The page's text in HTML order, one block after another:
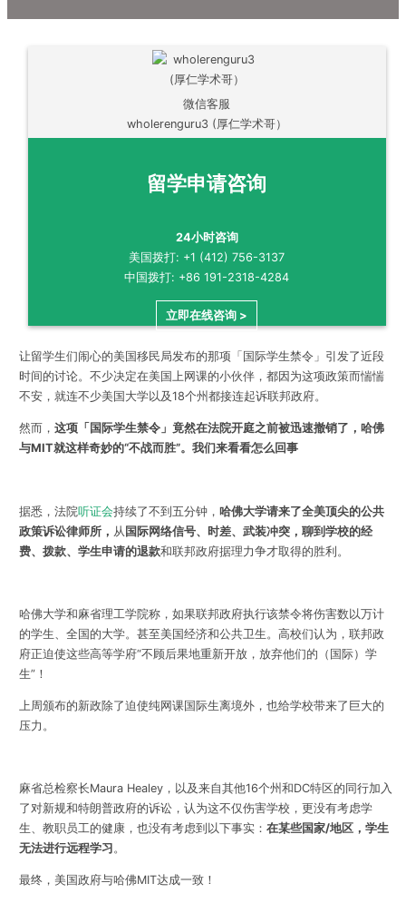
微信客服
wholerenguru3 (厚仁学术哥）
留学申请咨询
24小时咨询
美国拨打: +1 (412) 756-3137
中国拨打: +86 191-2318-4284
立即在线咨询 >
让留学生们闹心的美国移民局发布的那项「国际学生禁令」引发了近段
时间的讨论。不少决定在美国上网课的小伙伴，都因为这项政策而惴惴
不安，就连不少美国大学以及18个州都接连起诉联邦政府。
然而， 这项「国际学生禁令」竟然在法院开庭之前被迅速撤销了，哈佛
与MIT就这样奇妙的“不战而胜”。我们来看看怎么回事
据悉，法院听证会持续了不到五分钟， 哈佛大学请来了全美顶尖的公共
政策诉讼律师所， 从 国际网络信号、时差、武装冲突，聊到学校的经
费、拨款、学生申请的退款和联邦政府据理力争才取得的胜利。
哈佛大学和麻省理工学院称，如果联邦政府执行该禁令将伤害数以万计
的学生、全国的大学。甚至美国经济和公共卫生。 高校们认为，联邦政
府正迫使这些高等学府“不顾后果地重新开放，放弃他们的（国际）学
生”！
上周颁布的新政除了迫使纯网课国际生离境外，也给学校带来了巨大的
压力。
麻省总检察长Maura Healey，以及来自其他16个州和DC特区的同行加入
了对新规和特朗普政府的诉讼，认为这不仅伤害学校，更没有考虑学
生、教职员工的健康，也没有考虑到以下事实： 在某些国家/地区，学生
无法进行远程学习 。
最终，美国政府与哈佛MIT达成一致！